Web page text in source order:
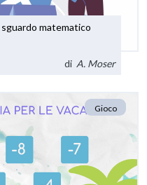
matematico
di A. Moser
Gioco